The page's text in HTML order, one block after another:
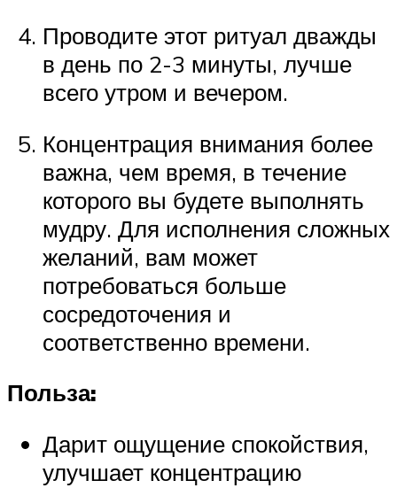
Проводите этот ритуал дважды
в день по 2-3 минуты, лучше
всего утром и вечером.
Концентрация внимания более
важна, чем время, в течение
которого вы будете выполнять
мудру. Для исполнения сложных
желаний, вам может
потребоваться больше
сосредоточения и
соответственно времени.
Польза:
Дарит ощущение спокойствия,
улучшает концентрацию